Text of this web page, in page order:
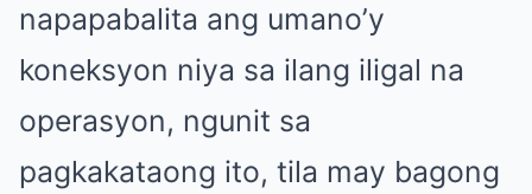
napapabalita ang umano’y
koneksyon niya sa ilang iligal na
operasyon, ngunit sa
pagkakataong ito, tila may bagong